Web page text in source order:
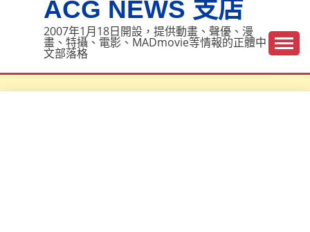
ACG NEWS 支店
2007年1月18日開設，提供動畫、聲優、漫
畫、特攝、電影、MADmovie等情報的正體中
文部落格